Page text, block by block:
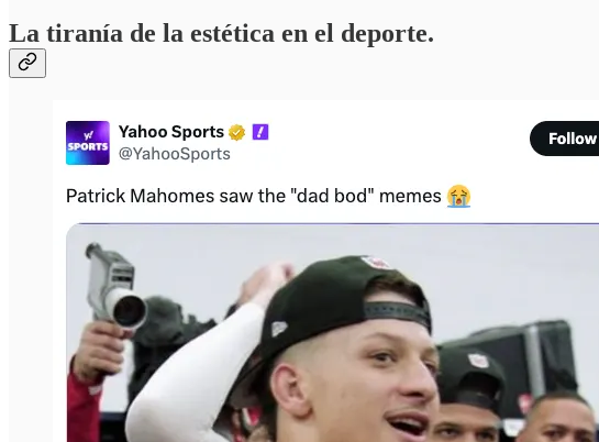
La tiranía de la estética en el deporte.